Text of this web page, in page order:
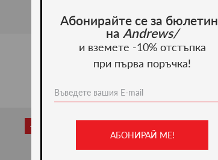
-50%
Абонирайте се за
на Andrews/
и вземете -10% отстъпка
при първа поръчка!
АБОНИРАЙ МЕ!